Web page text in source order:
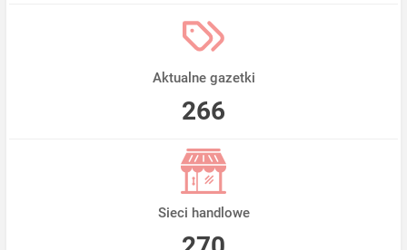
Aktualne gazetki
266
Sieci handlowe